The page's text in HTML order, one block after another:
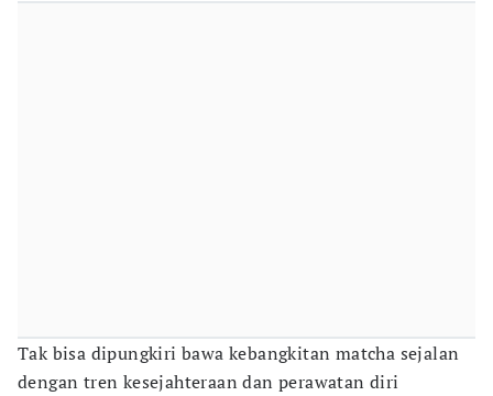
Tak bisa dipungkiri bawa kebangkitan matcha sejalan
dengan tren kesejahteraan dan perawatan diri